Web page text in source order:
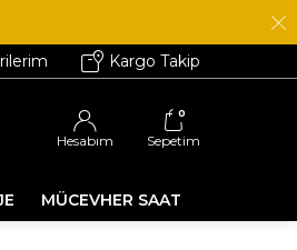
Kargo Takip
Hesabım
0
Sepetim
MÜCEVHER SAAT